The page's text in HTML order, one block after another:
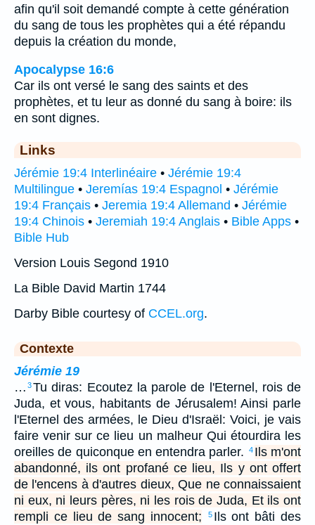
afin qu'il soit demandé compte à cette génération
du sang de tous les prophètes qui a été répandu
depuis la création du monde,
Apocalypse 16:6
Car ils ont versé le sang des saints et des
prophètes, et tu leur as donné du sang à boire: ils
en sont dignes.
Links
Jérémie 19:4 Interlinéaire • Jérémie 19:4
Multilingue • Jeremías 19:4 Espagnol • Jérémie
19:4 Français • Jeremia 19:4 Allemand • Jérémie
19:4 Chinois • Jeremiah 19:4 Anglais • Bible Apps •
Bible Hub
Version Louis Segond 1910
La Bible David Martin 1744
Darby Bible courtesy of CCEL.org.
Contexte
Jérémie 19
… 3Tu diras: Ecoutez la parole de l'Eternel, rois de
Juda, et vous, habitants de Jérusalem! Ainsi parle
l'Eternel des armées, le Dieu d'Israël: Voici, je vais
faire venir sur ce lieu un malheur Qui étourdira les
oreilles de quiconque en entendra parler.
4 Ils m'ont
abandonné, ils ont profané ce lieu, Ils y ont offert
de l'encens à d'autres dieux, Que ne connaissaient
ni eux, ni leurs pères, ni les rois de Juda, Et ils ont
rempli ce lieu de sang innocent;
5 Ils ont bâti des